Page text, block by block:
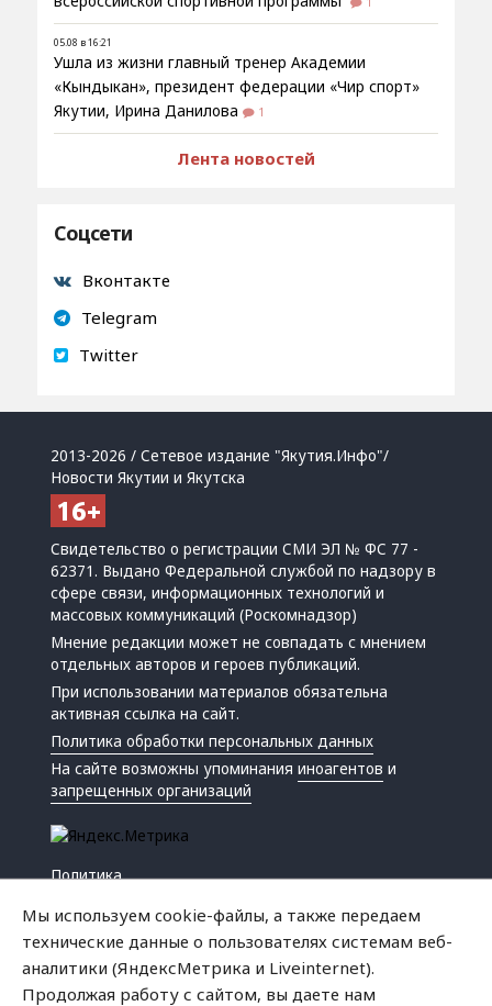
05.08 в 16:21
Ушла из жизни главный тренер Академии
«Кындыкан», президент федерации «Чир спорт»
Якутии, Ирина Данилова
1
Лента новостей
Соцсети
Вконтакте
Telegram
Twitter
2013-2026 / Сетевое издание "Якутия.Инфо"/
Новости Якутии и Якутска
Свидетельство о регистрации СМИ ЭЛ № ФС 77 -
62371. Выдано Федеральной службой по надзору в
сфере связи, информационных технологий и
массовых коммуникаций (Роскомнадзор)
Мнение редакции может не совпадать с мнением
отдельных авторов и героев публикаций.
При использовании материалов обязательна
активная ссылка на сайт.
Политика обработки персональных данных
На сайте возможны упоминанияиноагентов и
запрещенных организаций
Политика
Мы используем cookie-файлы, а также передаем
технические данные о пользователях системам веб-
аналитики (ЯндексМетрика и Liveinternet).
Продолжая работу с сайтом, вы даете нам